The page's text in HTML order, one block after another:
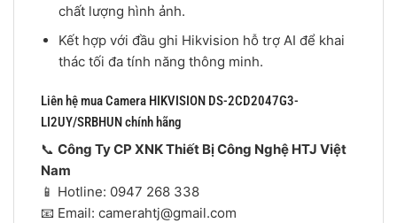
chất lượng hình ảnh.
Kết hợp với đầu ghi Hikvision hỗ trợ AI để khai
thác tối đa tính năng thông minh.
Liên hệ mua Camera HIKVISION DS-2CD2047G3-
LI2UY/SRBHUN chính hãng
📞 Công Ty CP XNK Thiết Bị Công Nghệ HTJ Việt
Nam
📱 Hotline: 0947 268 338
📧 Email: camerahtj@gmail.com